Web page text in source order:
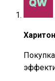
Харитон